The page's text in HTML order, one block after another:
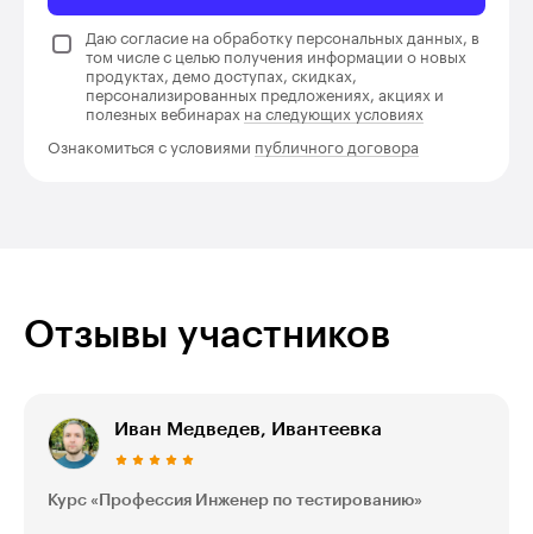
Даю согласие на обработку персональных данных, в
том числе с целью получения информации о новых
продуктах, демо доступах, скидках,
персонализированных предложениях, акциях и
полезных вебинарах на следующих условиях
Ознакомиться с условиями публичного договора
Отзывы участников
Иван Медведев, Ивантеевка
Курс «Профессия Инженер по тестированию»